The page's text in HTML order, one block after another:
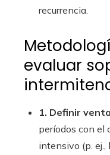
recurrencia.
evaluar
1. Definir
períodos con el
intensivo (p.